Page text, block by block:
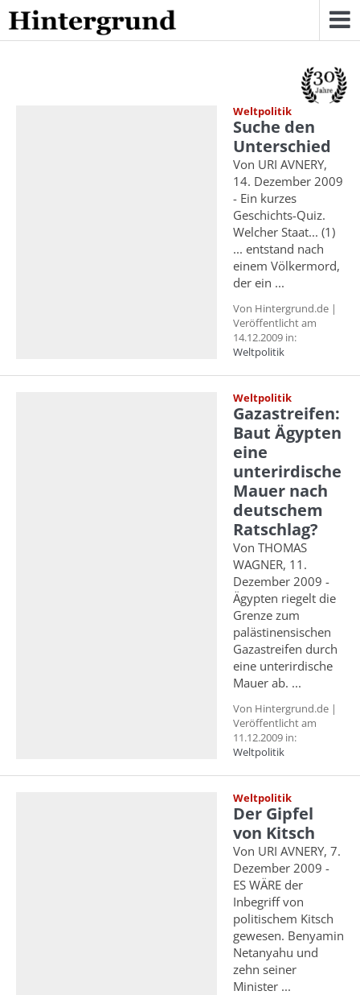
Skip
to
content
Weltpolitik
Suche den
Unterschied
Von URI AVNERY,
14. Dezember 2009
- Ein kurzes
Geschichts-Quiz.
Welcher Staat... (1)
... entstand nach
einem Völkermord,
der ein ...
Von Hintergrund.de |
Veröffentlicht am
14.12.2009 in:
Weltpolitik
Weltpolitik
Gazastreifen:
Baut Ägypten
eine
unterirdische
Mauer nach
deutschem
Ratschlag?
Von THOMAS
WAGNER, 11.
Dezember 2009 -
Ägypten riegelt die
Grenze zum
palästinensischen
Gazastreifen durch
eine unterirdische
Mauer ab. ...
Von Hintergrund.de |
Veröffentlicht am
11.12.2009 in:
Weltpolitik
Weltpolitik
Der Gipfel
von Kitsch
Von URI AVNERY, 7.
Dezember 2009 -
ES WÄRE der
Inbegriff von
politischem Kitsch
gewesen. Benyamin
Netanyahu und
zehn seiner
Minister ...